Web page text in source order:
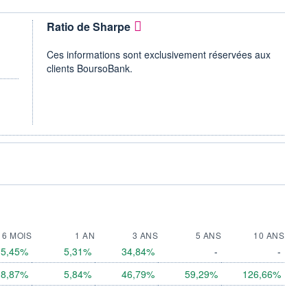
Ratio de Sharpe
Ces informations sont exclusivement réservées aux
clients BoursoBank.
6 MOIS 1 AN 3 ANS 5 ANS
10 ANS
5,45% 5,31% 34,84% - -
8,87% 5,84% 46,79% 59,29% 126,66%